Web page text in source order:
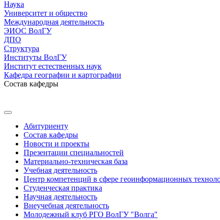
Наука
Университет и общество
Международная деятельность
ЭИОС ВолГУ
ДПО
Структура
Институты ВолГУ
Институт естественных наук
Кафедра географии и картографии
Состав кафедры
Абитуриенту
Состав кафедры
Новости и проекты
Презентации специальностей
Материально-техническая база
Учебная деятельность
Центр компетенций в сфере геоинформационных
Студенческая практика
Научная деятельность
Внеучебная деятельность
Молодежный клуб РГО ВолГУ "Волга"